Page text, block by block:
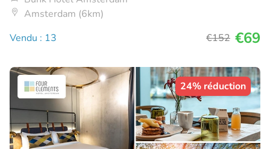
Amsterdam (6km)
Vendu : 13
€152 €69
24% réduction